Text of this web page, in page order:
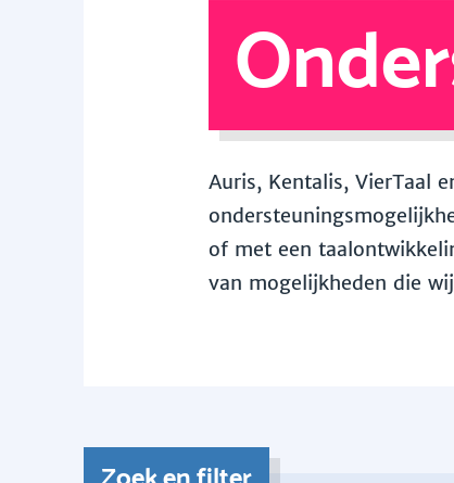
Auris, Kentalis, VierTaal
of met een
van mogelijkheden die